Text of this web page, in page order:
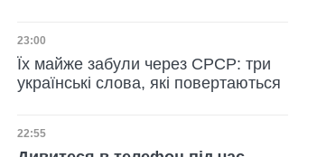
Дата публікації
23:00
Їх майже забули через СРСР: три
українські слова, які повертаються
Дата публікації
22:55